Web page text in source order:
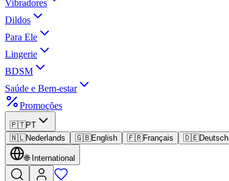
Vibradores
Dildos
Para Ele
Lingerie
BDSM
Saúde e Bem-estar
Promoções
🇵🇹PT
🇳🇱Nederlands 🇬🇧English 🇫🇷Français 🇩🇪Deutsch
🌐 International